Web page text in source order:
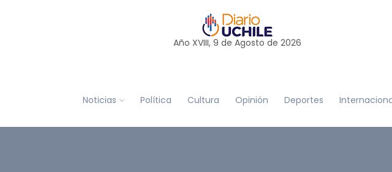
Año XVIII, 9 de Agosto de 2026
Noticias Política Cultura Opinión Deportes